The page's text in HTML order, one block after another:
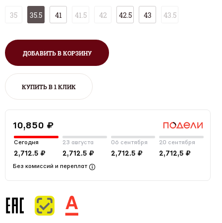
35 35.5 41 41.5 42 42.5 43 43.5
ДОБАВИТЬ В КОРЗИНУ
КУПИТЬ В 1 КЛИК
10,850 ₽
Сегодня
2,712.5 ₽
23 августа
2,712.5 ₽
06 сентября
2,712.5 ₽
20 сентября
2,712,5 ₽
Без комиссий и переплат